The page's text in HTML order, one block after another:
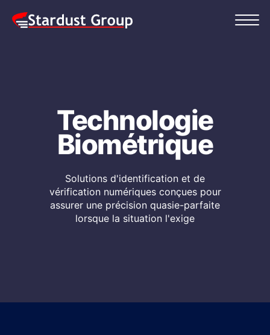
Technologie
Biométrique
Solutions d'identification et de
vérification numériques conçues pour
assurer une précision quasie-parfaite
lorsque la situation l'exige